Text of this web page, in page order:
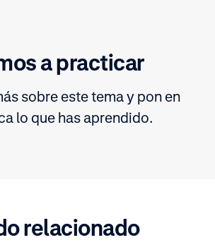
a practicar
sobre este tema y pon en
lo que has aprendido.
relacionado